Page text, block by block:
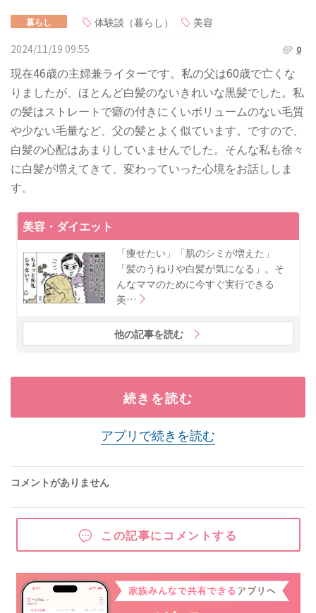
暮らし 体験談（暮らし）
美容
2024/11/19 09:55
0
現在46歳の主婦兼ライターです。私の父は60歳で亡くな
りましたが、ほとんど白髪のないきれいな黒髪でした。私
の髪はストレートで癖の付きにくいボリュームのない毛質
や少ない毛量など、父の髪とよく似ています。ですので、
白髪の心配はあまりしていませんでした。そんな私も徐々
に白髪が増えてきて、変わっていった心境をお話ししま
す。
美容・ダイエット
「痩せたい」「肌のシミが増えた」
「髪のうねりや白髪が気になる」。そ
んなママのために今すぐ実行できる
美…
他の記事を読む
続きを読む
アプリで続きを読む
コメントがありません
この記事にコメントする